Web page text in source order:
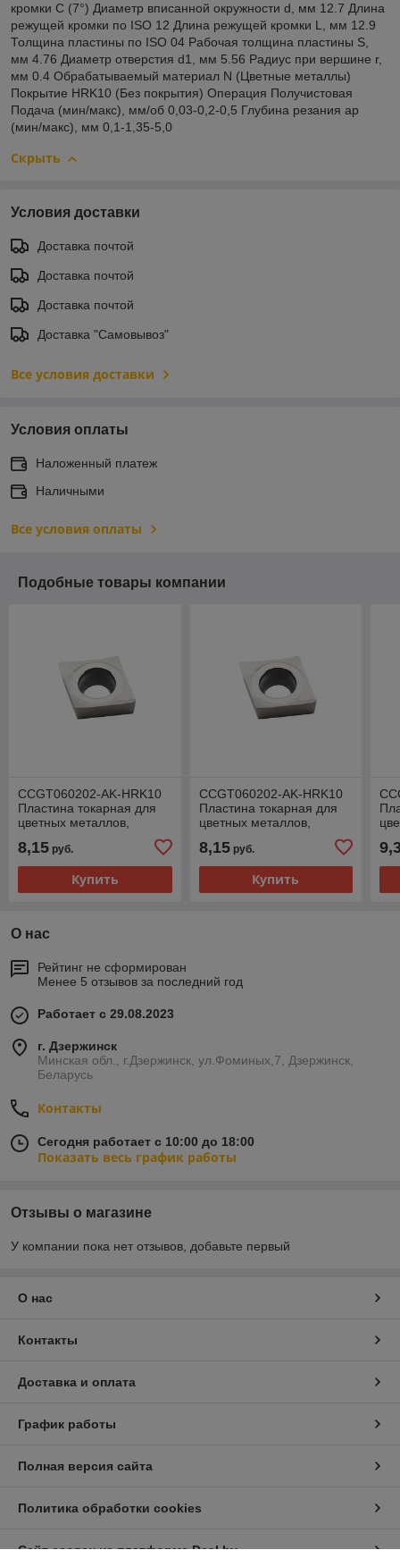
кромки С (7°) Диаметр вписанной окружности d, мм 12.7 Длина
режущей кромки по ISO 12 Длина режущей кромки L, мм 12.9
Толщина пластины по ISO 04 Рабочая толщина пластины S,
мм 4.76 Диаметр отверстия d1, мм 5.56 Радиус при вершине r,
мм 0.4 Обрабатываемый материал N (Цветные металлы)
Покрытие HRK10 (Без покрытия) Операция Получистовая
Подача (мин/макс), мм/об 0,03-0,2-0,5 Глубина резания ар
(мин/макс), мм 0,1-1,35-5,0
Скрыть
Условия доставки
Доставка почтой
Доставка почтой
Доставка почтой
Доставка "Самовывоз"
Все условия доставки
Условия оплаты
Наложенный платеж
Наличными
Все условия оплаты
Подобные товары компании
CCGT060202-AK-HRK10
Пластина токарная для
цветных металлов,
8,15 руб.
Купить
CCGT060202-AK-HRK10
Пластина токарная для
цветных металлов,
8,15руб.
Купить
О нас
Рейтинг не сформирован
Менее 5 отзывов за последний год
Работает с 29.08.2023
г. Дзержинск
Минская обл., г.Дзержинск, ул.Фоминых,7, Дзержинск,
Беларусь
Контакты
Сегодня работает с 10:00 до 18:00
Показать весь график работы
Отзывы о магазине
У компании пока нет отзывов, добавьте первый
О нас
Контакты
Доставка и оплата
График работы
Полная версия сайта
Политика обработки cookies